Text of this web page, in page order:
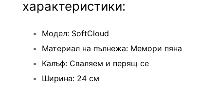
характеристики:
Модел: SoftCloud
Материал на пълнежа: Мемори пяна
Калъф: Сваляем и перящ се
Ширина: 24 см